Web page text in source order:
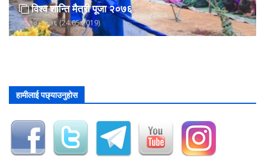
विश्व शान्ति मैत्री पूजा २०७६
जेठ १०, २०७६ (24.05.2019)
हामीलाई पछ्याउनुहोस